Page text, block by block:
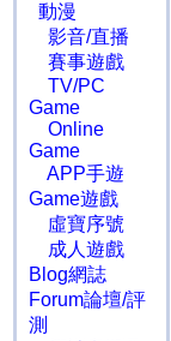
動漫
影音/直播
賽事遊戲
TV/PC
Game
Online
Game
APP手遊
Game遊戲
虛寶序號
成人遊戲
Blog網誌
Forum論壇/評
測